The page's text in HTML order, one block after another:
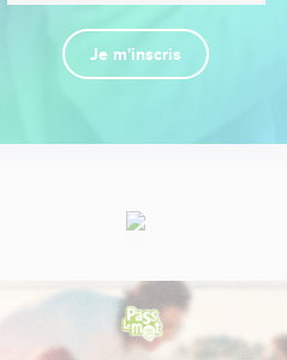
Je m'inscris